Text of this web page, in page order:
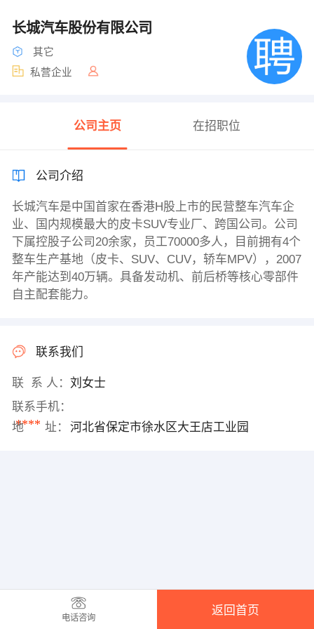
长城汽车股份有限公司
其它
私营企业
公司主页 在招职位
公司介绍
长城汽车是中国首家在香港H股上市的民营整车汽车企
业、国内规模最大的皮卡SUV专业厂、跨国公司。公司
下属控股子公司20余家，员工70000多人，目前拥有4个
整车生产基地（皮卡、SUV、CUV，轿车MPV），2007
年产能达到40万辆。具备发动机、前后桥等核心零部件
自主配套能力。
联系我们
联 系 人： 刘女士
联系手机：
****
地 址： 河北省保定市徐水区大王店工业园
电话咨询
返回首页